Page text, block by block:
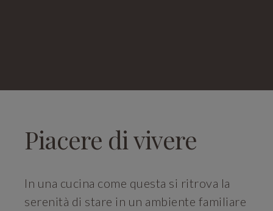
Piacere di vivere
In una cucina come questa si ritrova la
serenità di stare in un ambiente familiare